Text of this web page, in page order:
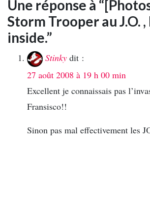
Une réponse à
Storm Trooper au J.O. ,
inside.”
Stinky dit :
27 août 2008 à 19 h 00 min
Excellent je connaissais pas
Fransisco!!
Sinon pas mal effectivement les